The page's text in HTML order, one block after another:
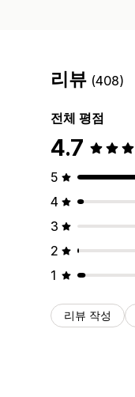
리뷰 (408)
전체 평점
4.7
5
4
3
2
1
리뷰 작성